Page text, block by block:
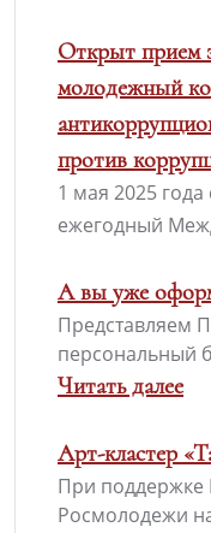
Открыт прием
молодежный
против
1 мая 2025
ежегодный
А вы уже
Представляем
персональный
Читать далее
Арт-кластер
При поддержке
Росмолодежи